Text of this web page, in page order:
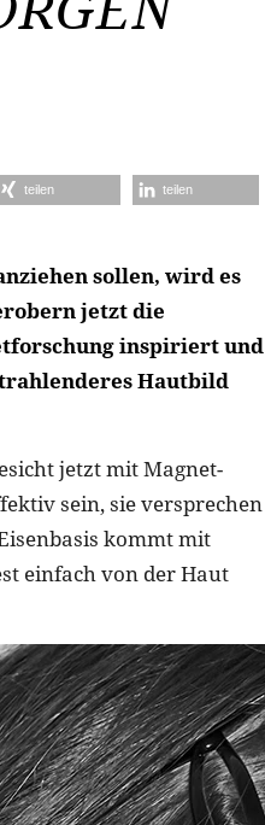
teilen teilen
sollen, wird es
jetzt die
inspiriert und
Hautbild
jetzt mit Magnet-
sein, sie versprechen
kommt mit
einfach von der Haut